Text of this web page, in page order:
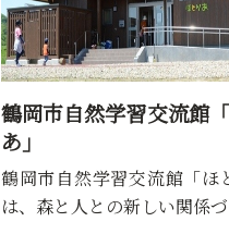
鶴岡市自然学習交流館
あ」
鶴岡市自然学習交流館「ほ
は、森と人との新しい関係